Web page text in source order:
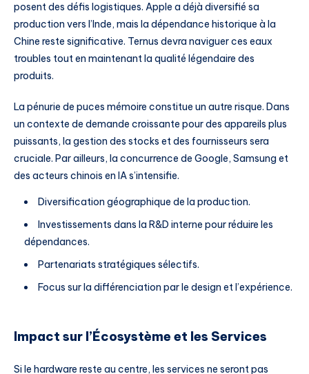
posent des défis logistiques. Apple a déjà diversifié sa
production vers l’Inde, mais la dépendance historique à la
Chine reste significative. Ternus devra naviguer ces eaux
troubles tout en maintenant la qualité légendaire des
produits.
La pénurie de puces mémoire constitue un autre risque. Dans
un contexte de demande croissante pour des appareils plus
puissants, la gestion des stocks et des fournisseurs sera
cruciale. Par ailleurs, la concurrence de Google, Samsung et
des acteurs chinois en IA s’intensifie.
Diversification géographique de la production.
Investissements dans la R&D interne pour réduire les
dépendances.
Partenariats stratégiques sélectifs.
Focus sur la différenciation par le design et l’expérience.
Impact sur l’Écosystème et les Services
Si le hardware reste au centre, les services ne seront pas